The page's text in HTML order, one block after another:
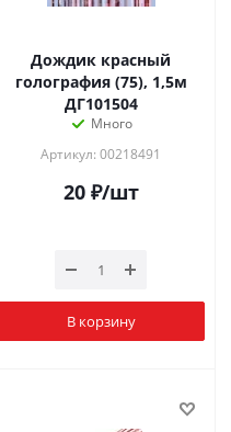
Дождик красный
голография (75), 1,5м
ДГ101504
Много
Артикул: 00218491
20₽/шт
В корзину